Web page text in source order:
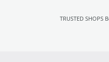
TRUSTED SHOPS